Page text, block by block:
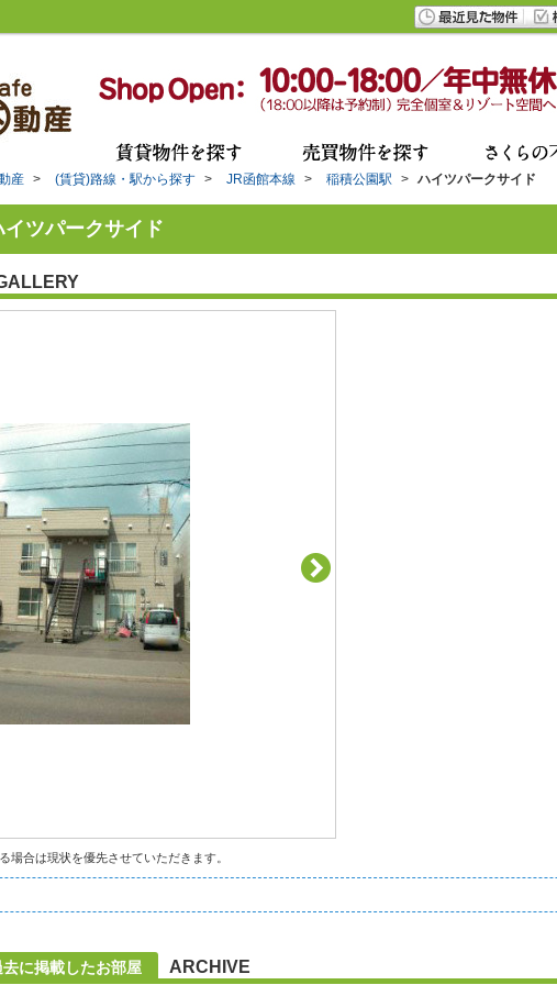
産 > (賃貸)路線・駅から探す > JR函館本線 > 稲積公園駅 > ハイツパークサイド
ツパークサイド
合は現状を優先させていただきます。
に掲載したお部屋 ARCHIVE